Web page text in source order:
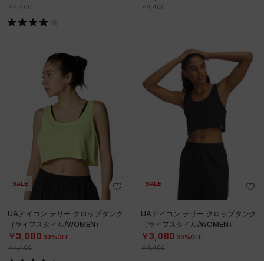
￥4,400
￥4,400
SALE
UAアイコン テリー クロップタンク
（ライフスタイル/WOMEN）
￥3,080 30%OFF
￥4,400
SALE
UAアイコン テリー クロップタンク
（ライフスタイル/WOMEN）
￥3,080 30%OFF
￥4,400